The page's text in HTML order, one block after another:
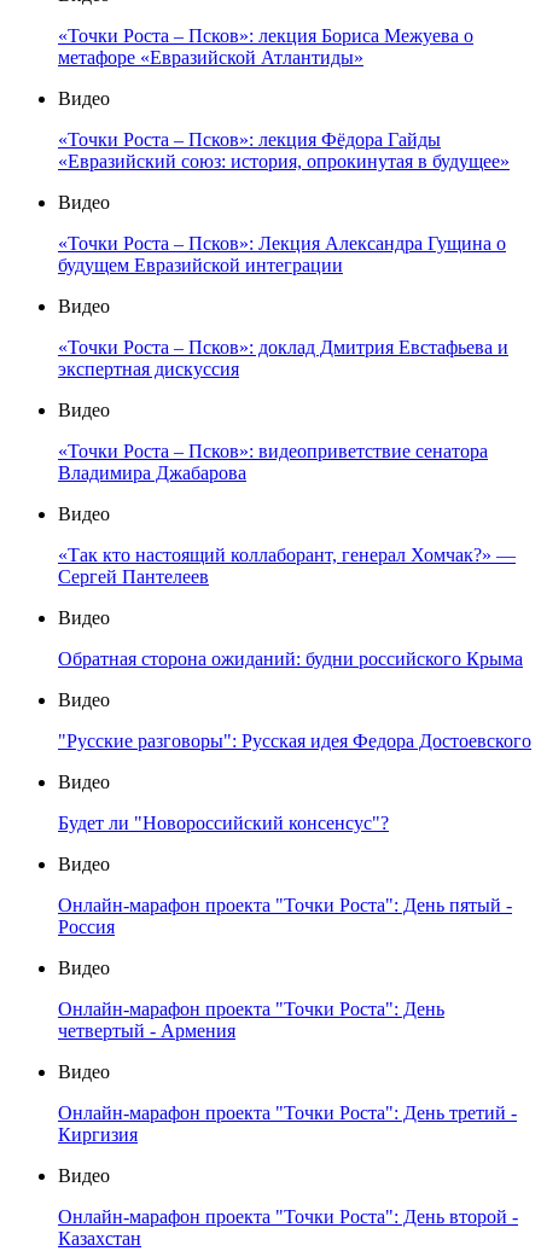
«Точки Роста – Псков»: лекция Бориса Межуева о
метафоре «Евразийской Атлантиды»
Видео
«Точки Роста – Псков»: лекция Фёдора Гайды
«Евразийский союз: история, опрокинутая в будущее»
Видео
«Точки Роста – Псков»: Лекция Александра Гущина о
будущем Евразийской интеграции
Видео
«Точки Роста – Псков»: доклад Дмитрия Евстафьева и
экспертная дискуссия
Видео
«Точки Роста – Псков»: видеоприветствие сенатора
Владимира Джабарова
Видео
«Так кто настоящий коллаборант, генерал Хомчак?» —
Сергей Пантелеев
Видео
Обратная сторона ожиданий: будни российского Крыма
Видео
"Русские разговоры": Русская идея Федора Достоевского
Видео
Будет ли "Новороссийский консенсус"?
Видео
Онлайн-марафон проекта "Точки Роста": День пятый -
Россия
Видео
Онлайн-марафон проекта "Точки Роста": День
четвертый - Армения
Видео
Онлайн-марафон проекта "Точки Роста": День третий -
Киргизия
Видео
Онлайн-марафон проекта "Точки Роста": День второй -
Казахстан